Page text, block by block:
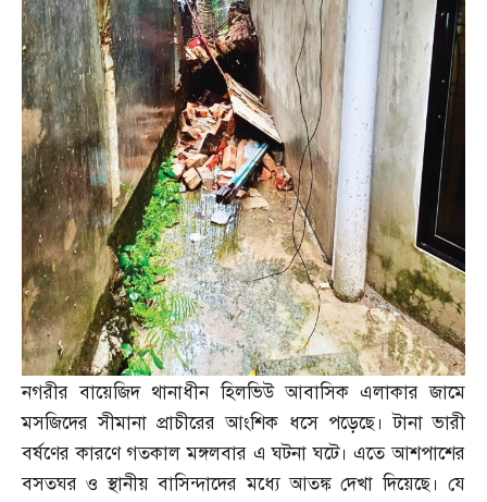
নগরীর বায়েজিদ থানাধীন হিলভিউ আবাসিক এলাকার জামে
মসজিদের সীমানা প্রাচীরের আংশিক ধসে পড়েছে। টানা ভারী
বর্ষণের কারণে গতকাল মঙ্গলবার এ ঘটনা ঘটে। এতে আশপাশের
বসতঘর ও স্থানীয় বাসিন্দাদের মধ্যে আতঙ্ক দেখা দিয়েছে। যে